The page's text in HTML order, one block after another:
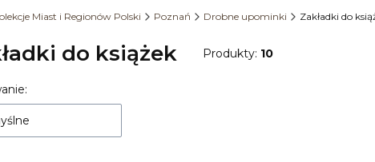
Miast i Regionów Polski Poznań Drobne upominki Zakładki do
do książek Produkty: 10
produktów